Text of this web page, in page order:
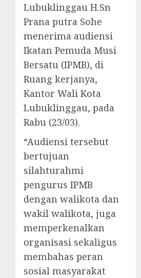
Lubuklinggau H.Sn
Prana putra Sohe
menerima audiensi
Ikatan Pemuda Musi
Bersatu (IPMB), di
Ruang kerjanya,
Kantor Wali Kota
Lubuklinggau, pada
Rabu (23/03).
“Audiensi tersebut
bertujuan
silahturahmi
pengurus IPMB
dengan walikota dan
wakil walikota, juga
memperkenalkan
organisasi sekaligus
membahas peran
sosial masyarakat